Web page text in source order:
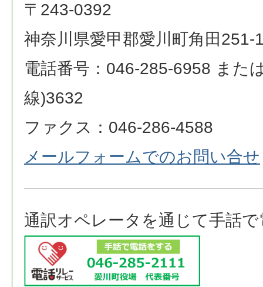
〒243-0392
神奈川県愛甲郡愛川町角田251-
電話番号：046-285-6958 また
線)3632
ファクス：046-286-4588
メールフォームでのお問い合せ
通訳オペレータを通じて手話